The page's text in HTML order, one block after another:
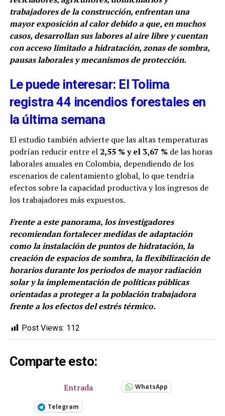
trabajadores de la construcción, enfrentan una
mayor exposición al calor debido a que, en muchos
casos, desarrollan sus labores al aire libre y cuentan
con acceso limitado a hidratación, zonas de sombra,
pausas laborales y mecanismos de protección.
Le puede interesar: El Tolima
registra 44 incendios forestales en
la última semana
El estudio también advierte que las altas temperaturas
podrían reducir entre el 2,55 % y el 3,67 %de las horas
laborales anuales en Colombia, dependiendo de los
escenarios de calentamiento global, lo que tendría
efectos sobre la capacidad productiva y los ingresos de
los trabajadores más expuestos.
Frente a este panorama, los investigadores
recomiendan fortalecer medidas de adaptación
como la instalación de puntos de hidratación, la
creación de espacios de sombra, la flexibilización de
horarios durante los periodos de mayor radiación
solar y la implementación de políticas públicas
orientadas a proteger a la población trabajadora
frente a los efectos del estrés térmico.
Post Views: 112
Comparte esto:
Entrada WhatsApp
Telegram